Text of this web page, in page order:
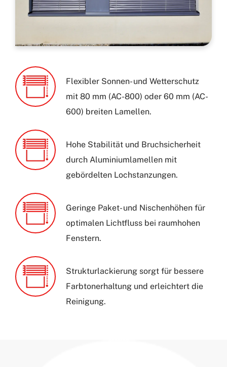
Flexibler Sonnen- und Wetterschutz
mit 80 mm (AC-800) oder 60 mm (AC-
600) breiten Lamellen.
Hohe Stabilität und Bruchsicherheit
durch Aluminiumlamellen mit
gebördelten Lochstanzungen.
Geringe Paket- und Nischenhöhen für
optimalen Lichtfluss bei raumhohen
Fenstern.
Strukturlackierung sorgt für bessere
Farbtonerhaltung und erleichtert die
Reinigung.